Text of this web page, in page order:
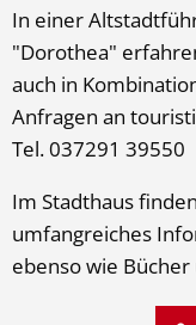
In einer
"Dorothea"
auch in
Anfragen an
Tel. 037291 39550
Im Stadthaus
umfangreiches
ebenso wie